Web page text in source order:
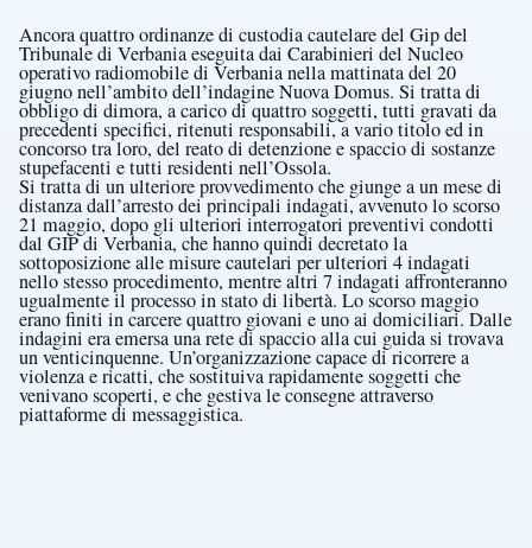
Ancora quattro ordinanze di custodia cautelare del Gip del
Tribunale di Verbania eseguita dai Carabinieri del Nucleo
operativo radiomobile di Verbania nella mattinata del 20
giugno nell’ambito dell’indagine Nuova Domus. Si tratta di
obbligo di dimora, a carico di quattro soggetti, tutti gravati da
precedenti specifici, ritenuti responsabili, a vario titolo ed in
concorso tra loro, del reato di detenzione e spaccio di sostanze
stupefacenti e tutti residenti nell’Ossola.
Si tratta di un ulteriore provvedimento che giunge a un mese di
distanza dall’arresto dei principali indagati, avvenuto lo scorso
21 maggio, dopo gli ulteriori interrogatori preventivi condotti
dal GIP di Verbania, che hanno quindi decretato la
sottoposizione alle misure cautelari per ulteriori 4 indagati
nello stesso procedimento, mentre altri 7 indagati affronteranno
ugualmente il processo in stato di libertà. Lo scorso maggio
erano finiti in carcere quattro giovani e uno ai domiciliari. Dalle
indagini era emersa una rete di spaccio alla cui guida si trovava
un venticinquenne. Un’organizzazione capace di ricorrere a
violenza e ricatti, che sostituiva rapidamente soggetti che
venivano scoperti, e che gestiva le consegne attraverso
piattaforme di messaggistica.